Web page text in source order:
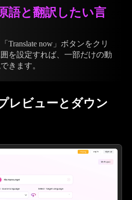
語と翻訳したい言
Translate now」ボタンをクリ
を設定すれば、一部だけの動
きます。
レビューとダウン